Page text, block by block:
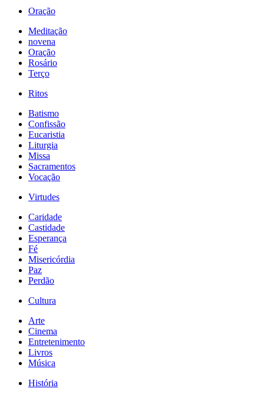
Oração
Meditação
novena
Oração
Rosário
Terço
Ritos
Batismo
Confissão
Eucaristia
Liturgia
Missa
Sacramentos
Vocação
Virtudes
Caridade
Castidade
Esperança
Fé
Misericórdia
Paz
Perdão
Cultura
Arte
Cinema
Entretenimento
Livros
Música
História